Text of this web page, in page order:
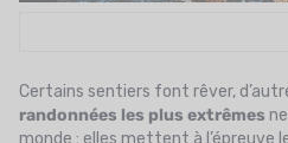
MES FAVORIS
Certains sentiers font rêver,
randonnées les plus extrêmes
monde : elles mettent à l’épreuve